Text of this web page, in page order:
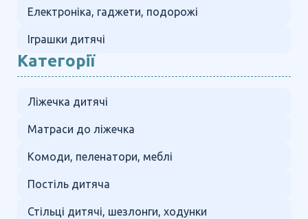
Електроніка, гаджети, подорожі
Іграшки дитячі
Категорії
Ліжечка дитячі
Матраси до ліжечка
Комоди, пеленатори, меблі
Постіль дитяча
Стільці дитячі, шезлонги, ходунки